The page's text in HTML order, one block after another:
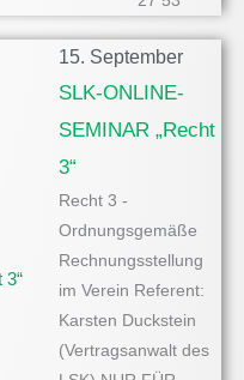
15. September
SLK-ONLINE-
SEMINAR „Recht
3“
Recht 3 -
Ordnungsgemäße
Rechnungsstellung
im Verein Referent:
Karsten Duckstein
(Vertragsanwalt des